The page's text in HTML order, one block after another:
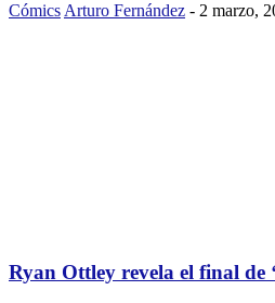
Cómics Arturo Fernández - 2 marzo,
Ryan Ottley revela el final de